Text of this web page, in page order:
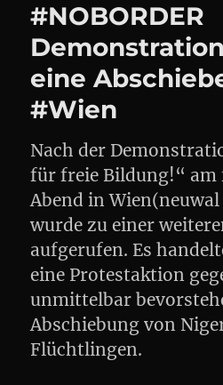
#NOBORDER
eine
#Wien
Nach der
für freie Bildung!“
Abend in
wurde zu einer
aufgerufen. Es
eine Protestaktion
unmittelbar
Abschiebung von
Flüchtlingen.